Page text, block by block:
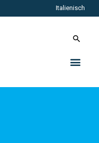
Italienisch